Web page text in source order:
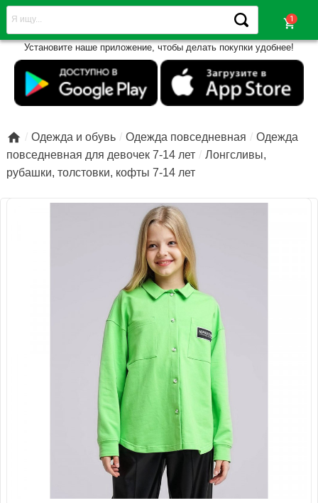
shopping_cart
Установите наше приложение, чтобы делать покупки удобнее!
 Одежда и обувь Одежда повседневная
Одежда
повседневная для девочек 7-14 лет
Лонгсливы,
рубашки, толстовки, кофты 7-14 лет